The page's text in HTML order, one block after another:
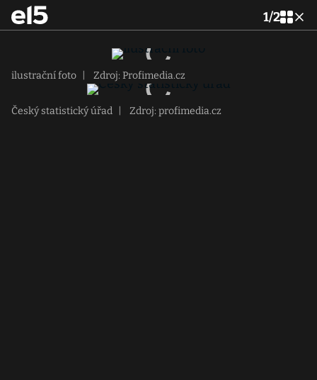
1/2
ilustrační foto Zdroj: Profimedia.cz
Český statistický úřad Zdroj: profimedia.cz